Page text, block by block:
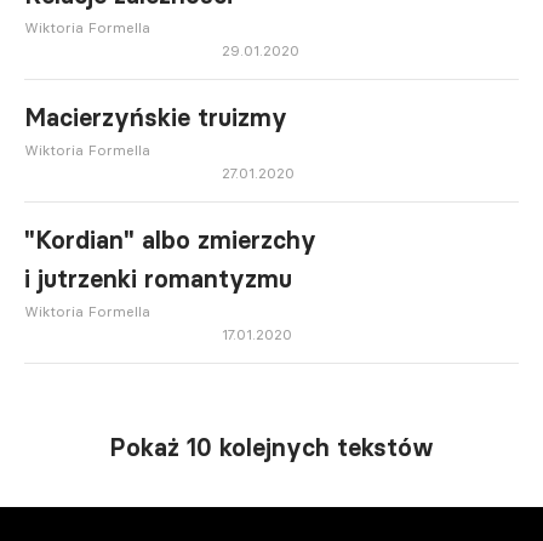
Wiktoria Formella
29.01.2020
Macierzyńskie truizmy
Wiktoria Formella
27.01.2020
"Kordian" albo zmierzchy
i jutrzenki romantyzmu
Wiktoria Formella
17.01.2020
Pokaż 10 kolejnych tekstów